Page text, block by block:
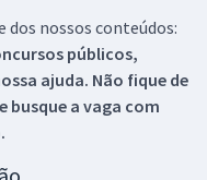
dos nossos conteúdos:
públicos,
ajuda. Não fique de
busque a vaga com